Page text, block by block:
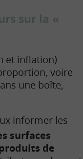
sur la «
et inflation)
voire
une boîte,
informer les
surfaces
de